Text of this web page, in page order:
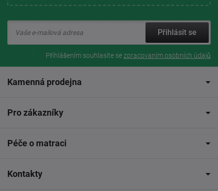
Přihlásit se
Přihlášením souhlasíte sezpracovaním osobních údajů
Kamenná prodejna
Pro zákazníky
Péče o matraci
Kontakty